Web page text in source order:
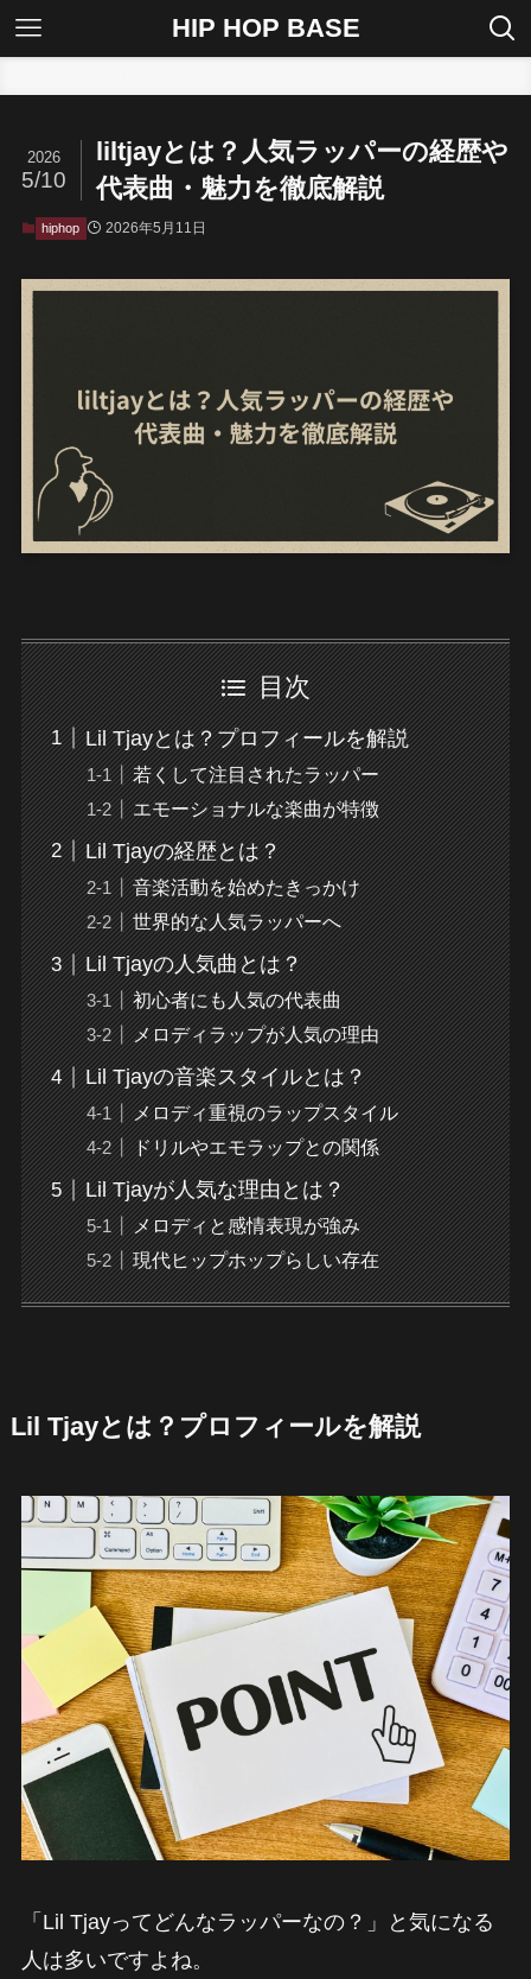
HIP HOP BASE
liltjayとは？人気ラッパーの経歴や
代表曲・魅力を徹底解説
2026
5/10
hiphop 2026年5月11日
目次
Lil Tjayとは？プロフィールを解説
若くして注目されたラッパー
エモーショナルな楽曲が特徴
Lil Tjayの経歴とは？
音楽活動を始めたきっかけ
世界的な人気ラッパーへ
Lil Tjayの人気曲とは？
初心者にも人気の代表曲
メロディラップが人気の理由
Lil Tjayの音楽スタイルとは？
メロディ重視のラップスタイル
ドリルやエモラップとの関係
Lil Tjayが人気な理由とは？
メロディと感情表現が強み
現代ヒップホップらしい存在
Lil Tjayとは？プロフィールを解説
「Lil Tjayってどんなラッパーなの？」と気になる
人は多いですよね。